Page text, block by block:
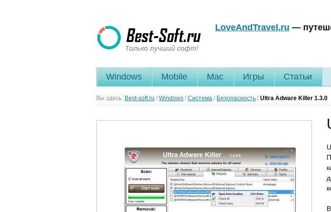
LoveAndTravel.ru —
Windows Mobile Mac Игры Статьи
Вы здесь: Best-soft.ru / Windows / Система / Безопасность / Ultra Adware Killer 1.3.0